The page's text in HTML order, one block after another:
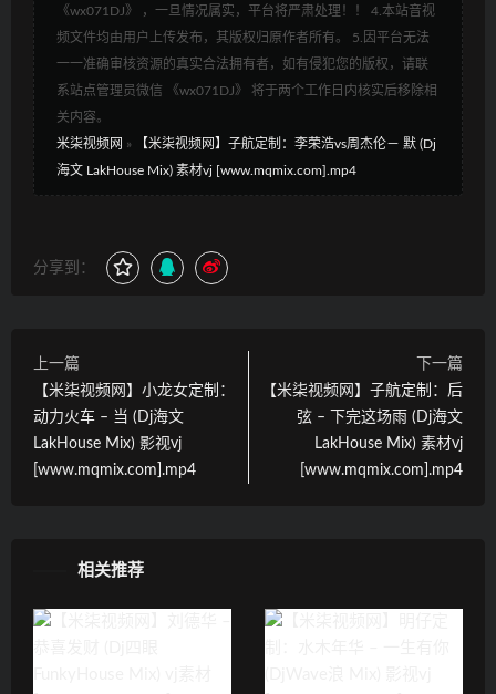
《wx071DJ》 ，一旦情况属实，平台将严肃处理！！ 4.本站音视
频文件均由用户上传发布，其版权归原作者所有。 5.因平台无法
一一准确审核资源的真实合法拥有者，如有侵犯您的版权，请联
系站点管理员微信 《wx071DJ》 将于两个工作日内核实后移除相
关内容。
米柒视频网 »
【米柒视频网】子航定制：李荣浩vs周杰伦－ 默 (Dj
海文 LakHouse Mix) 素材vj [www.mqmix.com].mp4
分享到：
上一篇
【米柒视频网】小龙女定制：
动力火车 – 当 (Dj海文
LakHouse Mix) 影视vj
[www.mqmix.com].mp4
下一篇
【米柒视频网】子航定制：后
弦 – 下完这场雨 (Dj海文
LakHouse Mix) 素材vj
[www.mqmix.com].mp4
相关推荐